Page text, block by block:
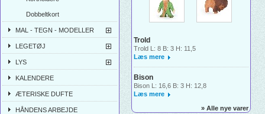
Dobbeltkort
MAL - TEGN - MODELLER
LEGETØJ
LYS
KALENDERE
ÆTERISKE DUFTE
HÅNDENS ARBEJDE
Trold
Trold L: 8 B: 3 H: 11,5
Læs mere
Bison
Bison L: 16,6 B: 3 H: 12,8
Læs mere
» Alle nye varer